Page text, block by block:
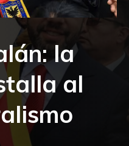
la
al